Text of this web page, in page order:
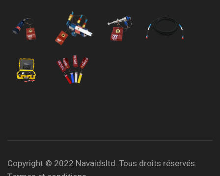
Copyright © 2022 Navaidsltd. Tous droits réservés.